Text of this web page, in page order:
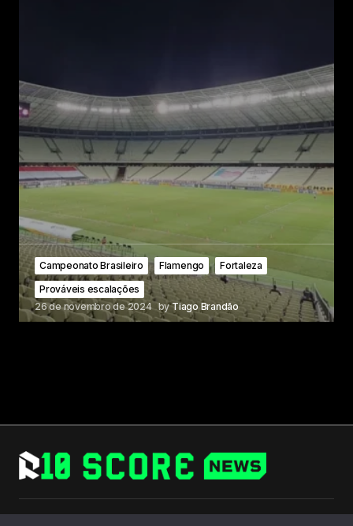
Campeonato Brasileiro Flamengo
Fortaleza
Prováveis escalações
26 de novembro de 2024 by Tiago Brandão